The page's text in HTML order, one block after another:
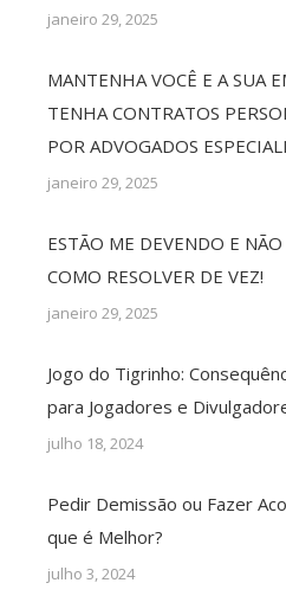
janeiro 29, 2025
MANTENHA VOCÊ E A SUA
TENHA CONTRATOS
POR ADVOGADOS
janeiro 29, 2025
ESTÃO ME DEVENDO E
COMO RESOLVER DE VEZ!
janeiro 29, 2025
Jogo do Tigrinho:
para Jogadores e
julho 18, 2024
Pedir Demissão ou Fazer
que é Melhor?
julho 3, 2024